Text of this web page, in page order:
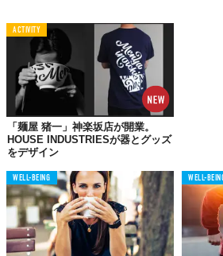
よりも効果的だという声も。
02.
読書の没入感に
集中力UPのヒント
基本的に文字情報しかないため、無意識
集中するようになります。継続的に読書
のことにフォーカスする力を養うことに
こと。
ACTIVITY
「麺屋 猪一」神楽坂店が開業。
HOUSE INDUSTRIESが器とグッズ
をデザイン
WELL-BEING WELL-